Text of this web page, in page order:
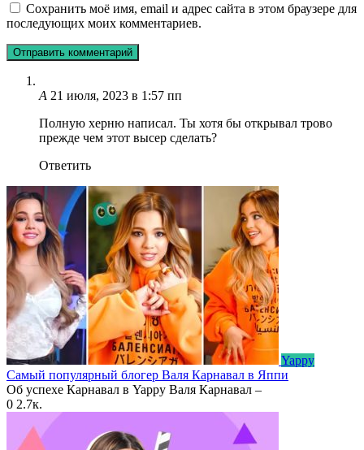
Сохранить моё имя, email и адрес сайта в этом браузере для
последующих моих комментариев.
А 21 июля, 2023 в 1:57 пп
Полную херню написал. Ты хотя бы открывал трово
прежде чем этот высер сделать?
Ответить
Yappy
Самый популярный блогер Валя Карнавал в Яппи
Об успехе Карнавал в Yappy Валя Карнавал –
0 2.7к.